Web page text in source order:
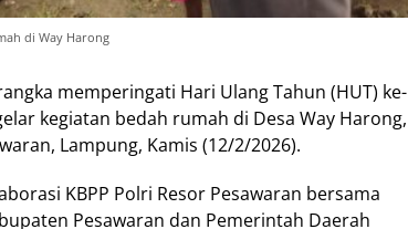
di Way Harong
memperingati Hari Ulang Tahun (HUT) ke-
kegiatan bedah rumah di Desa Way Harong,
Lampung, Kamis (12/2/2026).
KBPP Polri Resor Pesawaran bersama
Pesawaran dan Pemerintah Daerah